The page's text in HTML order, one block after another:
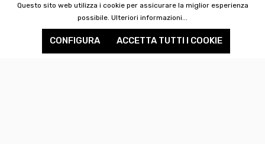
Questo sito web utilizza i cookie per assicurare la miglior esperienza
possibile. Ulteriori informazioni...
CONFIGURA ACCETTA TUTTI I COOKIE